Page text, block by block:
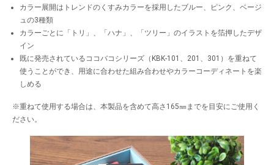
カラー展開はトレンドのくすみカラーを採用したブルー、ピンク、ベージ
ュの3種類
カラーごとに「トリ」、「ハナ」、「ツリー」のイラストを箔押したデザ
イン
既に発売されているココバコシリーズ（KBK-101、201、301）を重ねて
使うことができ、用途に合わせた組み合わせやカラーコーディネートを楽
しめる
※重ねて使用する場合は、本製品を含めて高さ165㎜までを目安にご使用く
ださい。